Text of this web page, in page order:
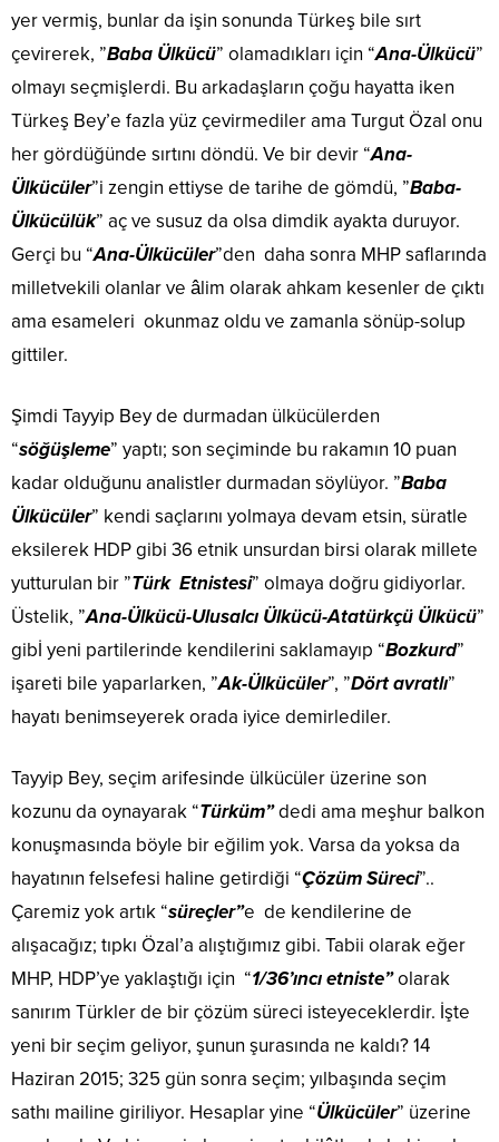
yer vermiş, bunlar da işin sonunda Türkeş bile sırt
çevirerek, ”Baba Ülkücü” olamadıkları için “Ana-Ülkücü”
olmayı seçmişlerdi. Bu arkadaşların çoğu hayatta iken
Türkeş Bey’e fazla yüz çevirmediler ama Turgut Özal onu
her gördüğünde sırtını döndü. Ve bir devir “Ana-
Ülkücüler”i zengin ettiyse de tarihe de gömdü, ”Baba-
Ülkücülük” aç ve susuz da olsa dimdik ayakta duruyor.
Gerçi bu “Ana-Ülkücüler”den daha sonra MHP saflarında
milletvekili olanlar ve âlim olarak ahkam kesenler de çıktı
ama esameleri okunmaz oldu ve zamanla sönüp-solup
gittiler.
Şimdi Tayyip Bey de durmadan ülkücülerden
“söğüşleme” yaptı; son seçiminde bu rakamın 10 puan
kadar olduğunu analistler durmadan söylüyor. ”Baba
Ülkücüler” kendi saçlarını yolmaya devam etsin, süratle
eksilerek HDP gibi 36 etnik unsurdan birsi olarak millete
yutturulan bir ”Türk Etnistesi” olmaya doğru gidiyorlar.
Üstelik, ”Ana-Ülkücü-Ulusalcı Ülkücü-Atatürkçü Ülkücü”
gibİ yeni partilerinde kendilerini saklamayıp “Bozkurd”
işareti bile yaparlarken, ”Ak-Ülkücüler”, ”Dört avratlı”
hayatı benimseyerek orada iyice demirlediler.
Tayyip Bey, seçim arifesinde ülkücüler üzerine son
kozunu da oynayarak “Türküm”dedi ama meşhur balkon
konuşmasında böyle bir eğilim yok. Varsa da yoksa da
hayatının felsefesi haline getirdiği “Çözüm Süreci”..
Çaremiz yok artık “süreçler”e de kendilerine de
alışacağız; tıpkı Özal’a alıştığımız gibi. Tabii olarak eğer
MHP, HDP’ye yaklaştığı için “1/36’ıncı etniste”olarak
sanırım Türkler de bir çözüm süreci isteyeceklerdir. İşte
yeni bir seçim geliyor, şunun şurasında ne kaldı? 14
Haziran 2015; 325 gün sonra seçim; yılbaşında seçim
sathı mailine giriliyor. Hesaplar yine “Ülkücüler” üzerine